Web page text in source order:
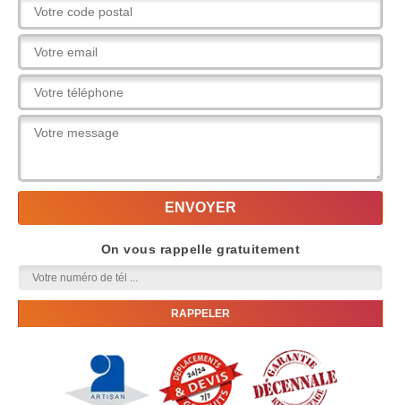
On vous rappelle gratuitement